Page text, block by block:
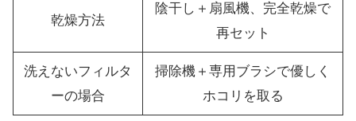
乾燥方法
陰干し＋扇風機、完全乾燥で
再セット
洗えないフィルタ
ーの場合
掃除機＋専用ブラシで優しく
ホコリを取る